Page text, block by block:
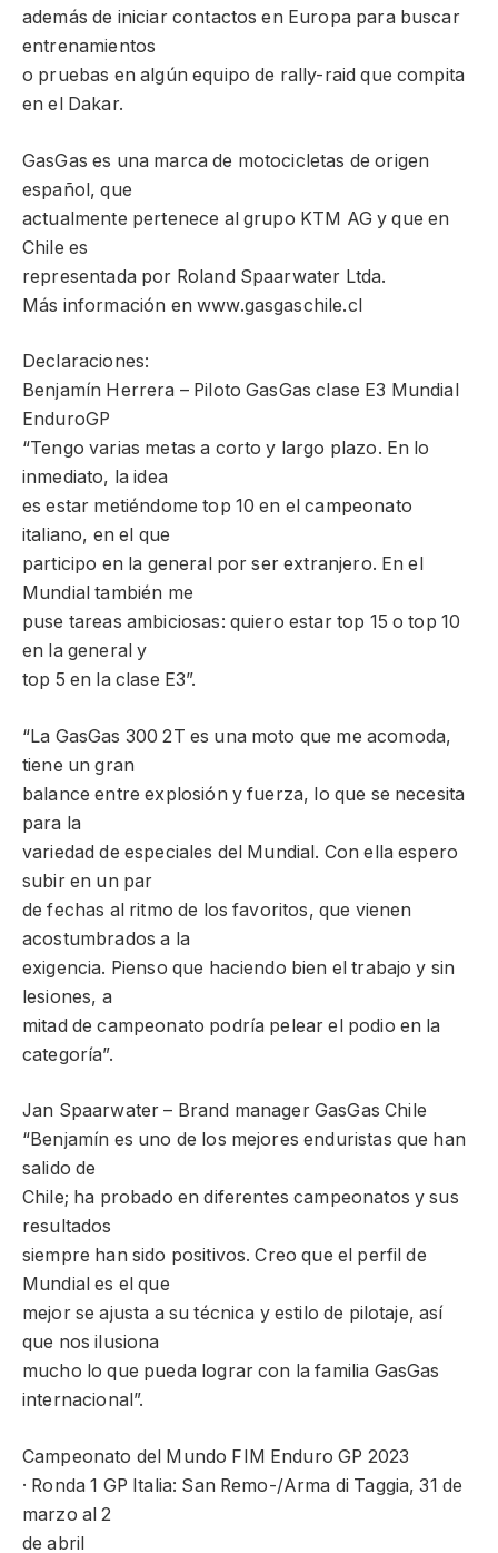
además de iniciar contactos en Europa para buscar
entrenamientos
o pruebas en algún equipo de rally-raid que compita
en el Dakar.
GasGas es una marca de motocicletas de origen
español, que
actualmente pertenece al grupo KTM AG y que en
Chile es
representada por Roland Spaarwater Ltda.
Más información en www.gasgaschile.cl
Declaraciones:
Benjamín Herrera – Piloto GasGas clase E3 Mundial
EnduroGP
“Tengo varias metas a corto y largo plazo. En lo
inmediato, la idea
es estar metiéndome top 10 en el campeonato
italiano, en el que
participo en la general por ser extranjero. En el
Mundial también me
puse tareas ambiciosas: quiero estar top 15 o top 10
en la general y
top 5 en la clase E3”.
“La GasGas 300 2T es una moto que me acomoda,
tiene un gran
balance entre explosión y fuerza, lo que se necesita
para la
variedad de especiales del Mundial. Con ella espero
subir en un par
de fechas al ritmo de los favoritos, que vienen
acostumbrados a la
exigencia. Pienso que haciendo bien el trabajo y sin
lesiones, a
mitad de campeonato podría pelear el podio en la
categoría”.
Jan Spaarwater – Brand manager GasGas Chile
“Benjamín es uno de los mejores enduristas que han
salido de
Chile; ha probado en diferentes campeonatos y sus
resultados
siempre han sido positivos. Creo que el perfil de
Mundial es el que
mejor se ajusta a su técnica y estilo de pilotaje, así
que nos ilusiona
mucho lo que pueda lograr con la familia GasGas
internacional”.
Campeonato del Mundo FIM Enduro GP 2023
· Ronda 1 GP Italia: San Remo-/Arma di Taggia, 31 de
marzo al 2
de abril